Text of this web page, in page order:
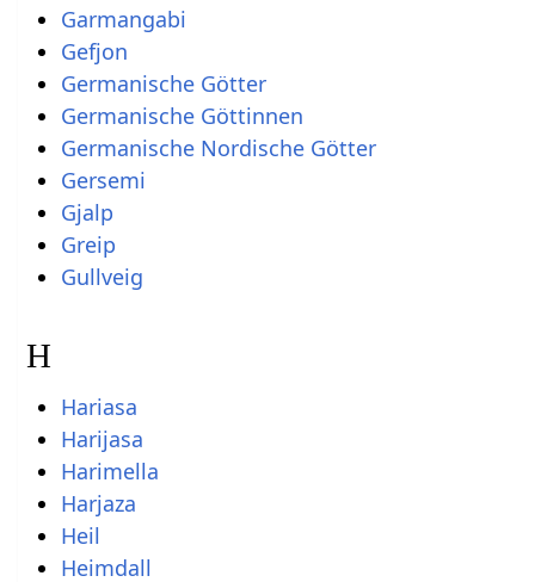
Garmangabi
Gefjon
Germanische Götter
Germanische Göttinnen
Germanische Nordische Götter
Gersemi
Gjalp
Greip
Gullveig
H
Hariasa
Harijasa
Harimella
Harjaza
Heil
Heimdall